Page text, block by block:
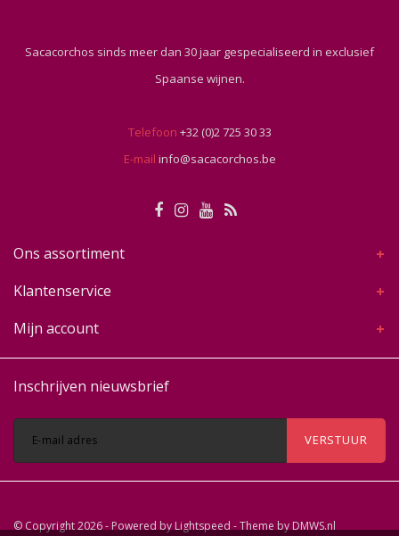
Sacacorchos sinds meer dan 30 jaar gespecialiseerd in exclusief
Spaanse wijnen.
Telefoon +32 (0)2 725 30 33
E-mail info@sacacorchos.be
Ons assortiment
Klantenservice
Mijn account
Inschrijven nieuwsbrief
VERSTUUR
© Copyright 2026 - Powered by Lightspeed - Theme by DMWS.nl